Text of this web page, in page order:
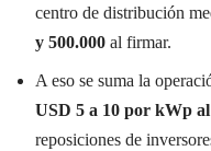
centro de distribución
y 500.000 al firmar.
A eso se suma la
USD 5 a 10 por kWp
reposiciones de